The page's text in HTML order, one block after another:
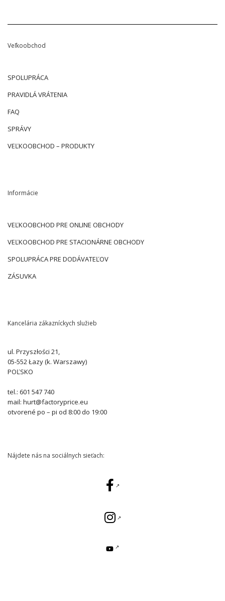
Veľkoobchod
SPOLUPRÁCA
PRAVIDLÁ VRÁTENIA
FAQ
SPRÁVY
VEĽKOOBCHOD – PRODUKTY
Informácie
VEĽKOOBCHOD PRE ONLINE OBCHODY
VEĽKOOBCHOD PRE STACIONÁRNE OBCHODY
SPOLUPRÁCA PRE DODÁVATEĽOV
ZÁSUVKA
Kancelária zákazníckych služieb
ul. Przyszłości 21,
05-552 Łazy (k. Warszawy)
POĽSKO
tel.: 601 547 740
mail: hurt@factoryprice.eu
otvorené po – pi od 8:00 do 19:00
Nájdete nás na sociálnych sieťach: